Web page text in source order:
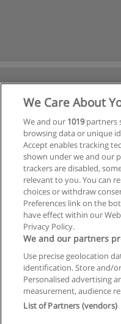
We Care About
We and our 1019partners
browsing data or unique
Accept enables tracking
shown under we and our
trackers are disabled,
relevant to you. You can
choices or withdraw
Preferences link on the
have effect within our
Privacy Policy.
We and our partners
Use precise geolocation
identification. Store and/
Personalised advertising
measurement, audience
List of Partners (vendors)